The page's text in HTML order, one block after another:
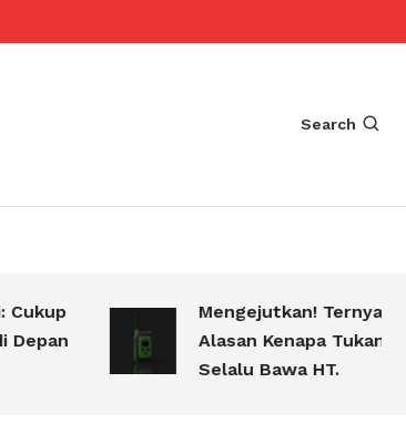
Search
Mengejutkan! Ternyata Ini
Alasan Kenapa Tukang Bakso
Selalu Bawa HT.